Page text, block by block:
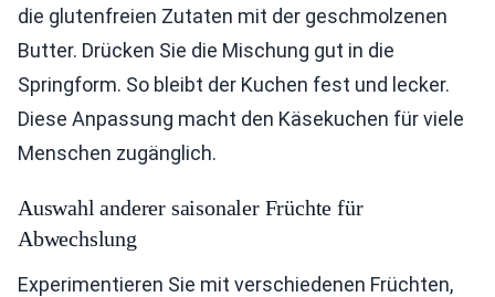
die glutenfreien Zutaten mit der geschmolzenen
Butter. Drücken Sie die Mischung gut in die
Springform. So bleibt der Kuchen fest und lecker.
Diese Anpassung macht den Käsekuchen für viele
Menschen zugänglich.
Auswahl anderer saisonaler Früchte für
Abwechslung
Experimentieren Sie mit verschiedenen Früchten,